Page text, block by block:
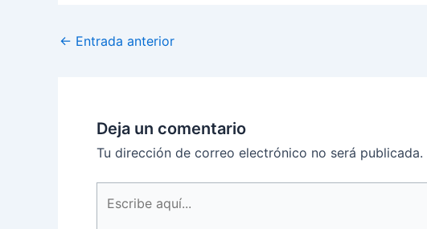
← Entrada anterior
Deja un comentario
Tu dirección de correo electrónico no será publicada.
aquí...